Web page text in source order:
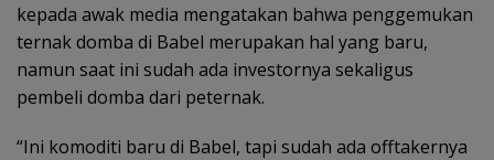
kepada awak media mengatakan bahwa penggemukan
ternak domba di Babel merupakan hal yang baru,
namun saat ini sudah ada investornya sekaligus
pembeli domba dari peternak.
“Ini komoditi baru di Babel, tapi sudah ada offtakernya